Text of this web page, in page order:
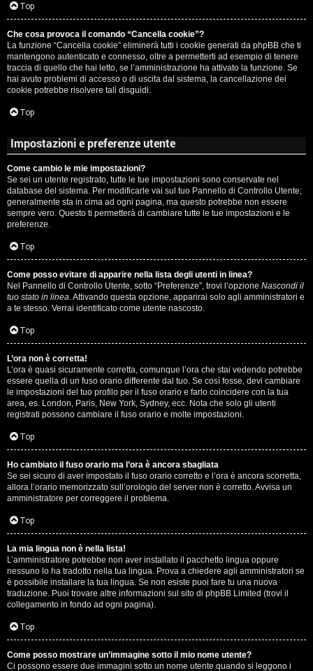
i
v
i
e
r
c
a
F
A
Q
Top
Che cosa provoca il comando “Cancella cookie”?
La funzione “Cancella cookie” eliminerà tutti i cookie generati da phpBB che ti
mantengono autenticato e connesso, oltre a permetterti ad esempio di tenere
traccia di quello che hai letto, se l’amministrazione ha attivato la funzione. Se
hai avuto problemi di accesso o di uscita dal sistema, la cancellazione dei
cookie potrebbe risolvere tali disguidi.
Top
Impostazioni e preferenze utente
Come cambio le mie impostazioni?
Se sei un utente registrato, tutte le tue impostazioni sono conservate nel
database del sistema. Per modificarle vai sul tuo Pannello di Controllo Utente;
generalmente sta in cima ad ogni pagina, ma questo potrebbe non essere
sempre vero. Questo ti permetterà di cambiare tutte le tue impostazioni e le
preferenze.
Top
Come posso evitare di apparire nella lista degli utenti in linea?
Nel Pannello di Controllo Utente, sotto “Preferenze”, trovi l’opzione Nascondi il
tuo stato in linea. Attivando questa opzione, apparirai solo agli amministratori e
a te stesso. Verrai identificato come utente nascosto.
Top
L’ora non è corretta!
L’ora è quasi sicuramente corretta, comunque l’ora che stai vedendo potrebbe
essere quella di un fuso orario differente dal tuo. Se così fosse, devi cambiare
le impostazioni del tuo profilo per il fuso orario e farlo coincidere con la tua
area, es. London, Paris, New York, Sydney, ecc. Nota che solo gli utenti
registrati possono cambiare il fuso orario e molte impostazioni.
Top
Ho cambiato il fuso orario ma l’ora è ancora sbagliata
Se sei sicuro di aver impostato il fuso orario corretto e l’ora è ancora scorretta,
allora l’orario memorizzato sull’orologio del server non è corretto. Avvisa un
amministratore per correggere il problema.
Top
La mia lingua non è nella lista!
L’amministratore potrebbe non aver installato il pacchetto lingua oppure
nessuno lo ha tradotto nella tua lingua. Prova a chiedere agli amministratori se
è possibile installare la tua lingua. Se non esiste puoi fare tu una nuova
traduzione. Puoi trovare altre informazioni sul sito di phpBB Limited (trovi il
collegamento in fondo ad ogni pagina).
Top
Come posso mostrare un’immagine sotto il mio nome utente?
Ci possono essere due immagini sotto un nome utente quando si leggono i
c
a
:
C
D
V
i
n
i
l
i
/
D
i
g
i
t
a
l
S
t
o
r
e
:
G
i